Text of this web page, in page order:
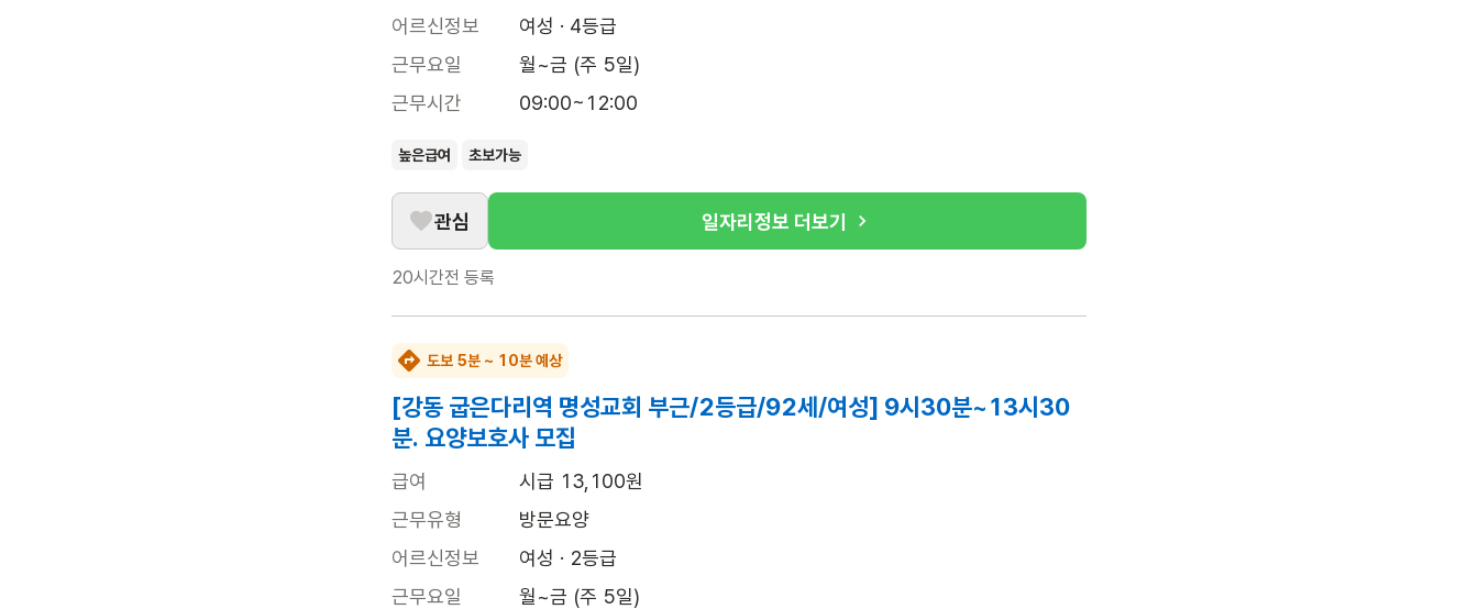
어르신정보
여성 · 4등급
근무요일
월~금 (주 5일)
근무시간
09:00~12:00
높은급여 초보가능
관심 일자리정보 더보기
20시간전 등록
도보 5분 ~ 10분 예상
[강동 굽은다리역 명성교회 부근/2등급/92세/여성] 9시30분~13시30
분. 요양보호사 모집
급여
시급 13,100원
근무유형
방문요양
어르신정보
여성 · 2등급
근무요일
월~금 (주 5일)